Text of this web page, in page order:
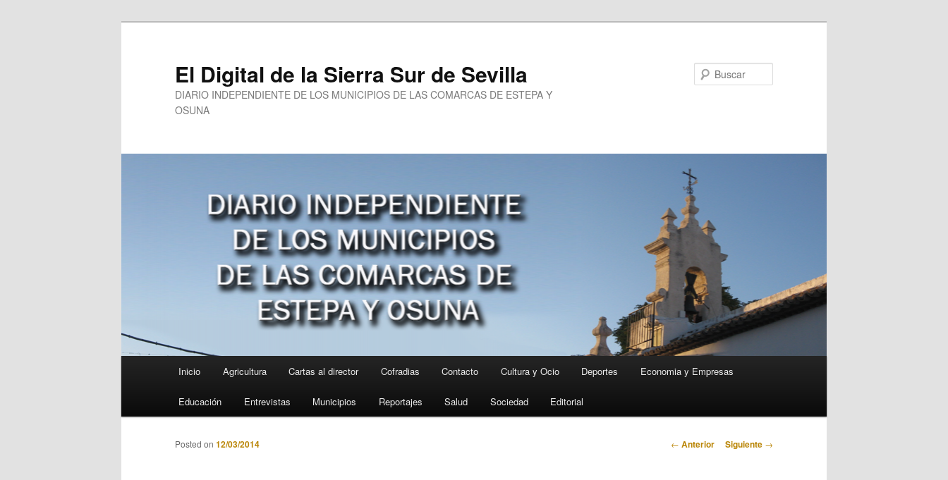
El Digital de la Sierra Sur de Sevilla
DIARIO INDEPENDIENTE DE LOS MUNICIPIOS DE LAS COMARCAS DE ESTEPA Y
OSUNA
Inicio Agricultura Cartas al director Cofradias Contacto Cultura y Ocio Deportes Economia y Empresas
Educación Entrevistas Municipios Reportajes Salud Sociedad Editorial
Navegación
← Anterior Siguiente →
Posted on 12/03/2014